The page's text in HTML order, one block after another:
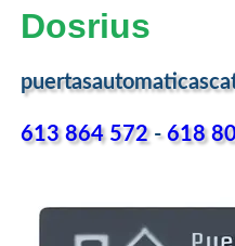
Dosrius
613 864 572-618